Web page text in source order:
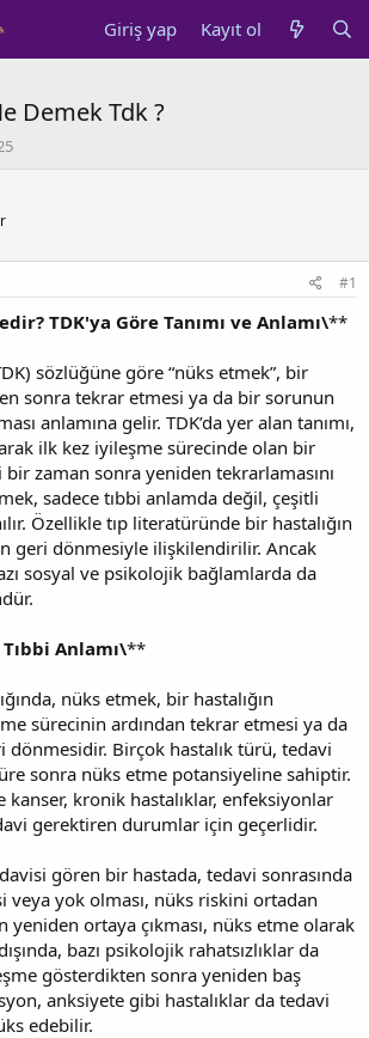
Giriş yap Kayıt ol
Demek Tdk ?
#1
TDK'ya Göre Tanımı ve Anlamı\**
sözlüğüne göre “nüks etmek”, bir
sonra tekrar etmesi ya da bir sorunun
anlamına gelir. TDK’da yer alan tanımı,
ilk kez iyileşme sürecinde olan bir
bir zaman sonra yeniden tekrarlamasını
sadece tıbbi anlamda değil, çeşitli
Özellikle tıp literatüründe bir hastalığın
geri dönmesiyle ilişkilendirilir. Ancak
sosyal ve psikolojik bağlamlarda da
Anlamı\**
nüks etmek, bir hastalığın
sürecinin ardından tekrar etmesi ya da
Birçok hastalık türü, tedavi
sonra nüks etme potansiyeline sahiptir.
kronik hastalıklar, enfeksiyonlar
gerektiren durumlar için geçerlidir.
gören bir hastada, tedavi sonrasında
yok olması, nüks riskini ortadan
yeniden ortaya çıkması, nüks etme olarak
bazı psikolojik rahatsızlıklar da
gösterdikten sonra yeniden baş
anksiyete gibi hastalıklar da tedavi
edebilir.